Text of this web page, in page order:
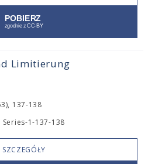
Limitierung
137-138
1-137-138
SZCZEGÓŁY